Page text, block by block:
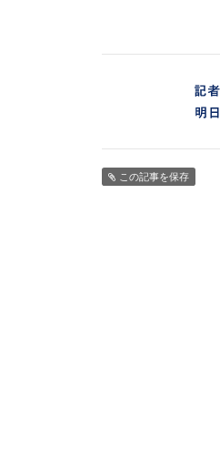
この記事を保存